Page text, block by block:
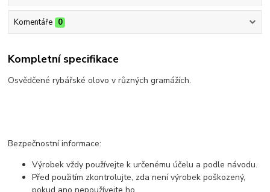
Komentáře 0
Kompletní specifikace
Osvědčené rybářské olovo v různých gramážích.
Bezpečnostní informace:
Výrobek vždy používejte k určenému účelu a podle návodu.
Před použitím zkontrolujte, zda není výrobek poškozený,
pokud ano nepoužívejte ho.